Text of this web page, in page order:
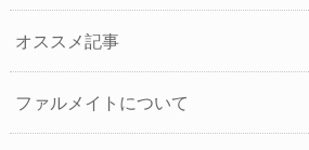
オススメ記事
ファルメイトについて